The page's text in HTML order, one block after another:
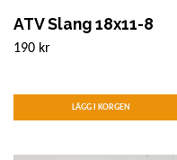
ATV Slang 18x11-8
190 kr